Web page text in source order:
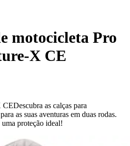
motocicleta Pro
X CE
as calças para
as suas aventuras em duas rodas.
proteção ideal!